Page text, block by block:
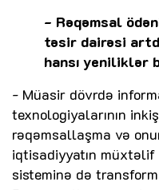
- Rəqəmsal
təsir dairəsi
hansı yeniliklər
- Müasir dövrdə
texnologiyalarının
rəqəmsallaşma və
iqtisadiyyatın
sisteminə də